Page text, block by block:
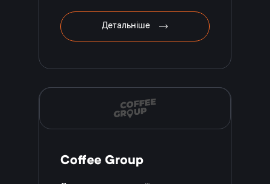
Детальніше
Coffee Group